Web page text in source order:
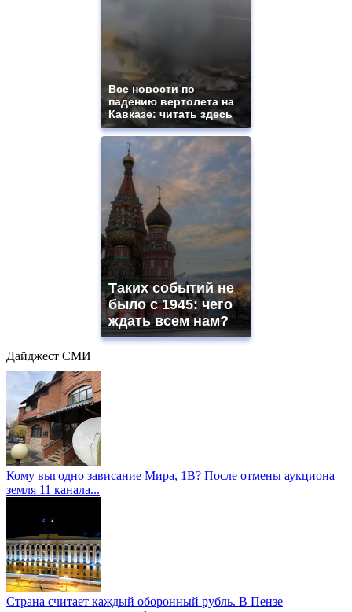
Все новости по
падению вертолета на
Кавказе: читать здесь
Таких событий не
было с 1945: чего
ждать всем нам?
Дайджест СМИ
Кому выгодно зависание Мира, 1В? После отмены аукциона
земля 11 канала...
Страна считает каждый оборонный рубль. В Пензе